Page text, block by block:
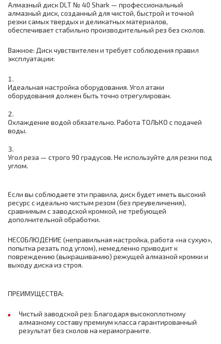
Алмазный диск DLT № 40 Shark — профессиональный
алмазный диск, созданный для чистой, быстрой и точной
резки самых твердых и деликатных материалов,
обеспечивает стабильно производительный рез без сколов.
Важное: Диск чувствителен и требует соблюдения правил
эксплуатации:
Идеальная настройка оборудования. Угол атаки
оборудования должен быть точно отрегулирован.
Охлаждение водой обязательно. Работа ТОЛЬКО с подачей
воды.
Угол реза — строго 90 градусов. Не используйте для резки под
углом.
Если вы соблюдаете эти правила, диск будет иметь высокий
ресурс с идеально чистым резом (без преувеличения),
сравнимым с заводской кромкой, не требующей
дополнительной обработки.
НЕСОБЛЮДЕНИЕ (неправильная настройка, работа «на сухую»,
попытка резать под углом), немедленно приводит к
повреждению (выкрашиванию) режущей алмазной кромки и
выходу диска из строя.
ПРЕИМУЩЕСТВА:
Чистый заводской рез: Благодаря высокоплотному
алмазному составу премиум класса гарантированный
результат без сколов на керамограните.